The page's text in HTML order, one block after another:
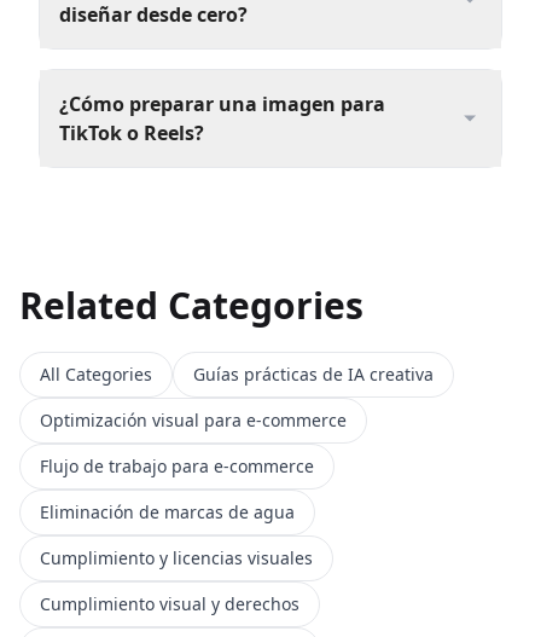
diseñar desde cero?
¿Cómo preparar una imagen para
TikTok o Reels?
Related Categories
All Categories
Guías prácticas de IA creativa
Optimización visual para e-commerce
Flujo de trabajo para e-commerce
Eliminación de marcas de agua
Cumplimiento y licencias visuales
Cumplimiento visual y derechos